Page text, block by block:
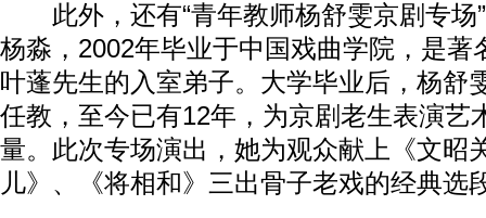
此外，还有“青年教师杨舒雯京剧专场
杨淼，2002年毕业于中国戏曲学院，是著
叶蓬先生的入室弟子。大学毕业后，杨舒
任教，至今已有12年，为京剧老生表演艺
量。此次专场演出，她为观众献上《文昭
儿》、《将相和》三出骨子老戏的经典选